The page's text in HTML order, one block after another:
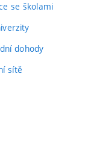
se školami
dohody
sítě